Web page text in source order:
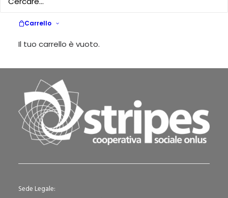
Carrello
Il tuo carrello è vuoto.
Sede Legale: